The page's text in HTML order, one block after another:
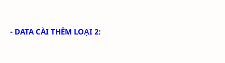
- DATA CÀI THÊM LOẠI 2: